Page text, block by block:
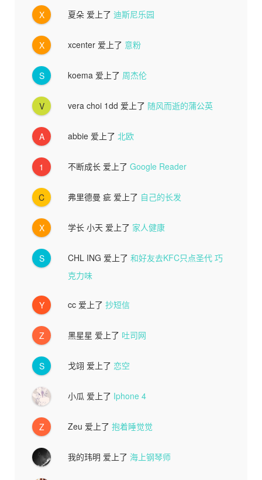
X 夏朵 爱上了迪斯尼乐园
X xcenter 爱上了 意粉
S koema 爱上了 周杰伦
V vera choi 1dd 爱上了 随风而逝的蒲公英
A abbie 爱上了 北欧
1 不断成长 爱上了Google Reader
C 弗里德曼 疵 爱上了 自己的长发
X 学长 小天 爱上了 家人健康
S CHL ING 爱上了和好友去KFC只点圣代 巧
克力味
Y cc 爱上了抄短信
Z 黑星星 爱上了 吐司网
S 戈翊 爱上了 恋空
小瓜 爱上了 Iphone 4
Z Zeu 爱上了抱着睡觉觉
我的玮明 爱上了 海上钢琴师